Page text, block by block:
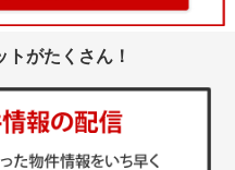
がたくさん！